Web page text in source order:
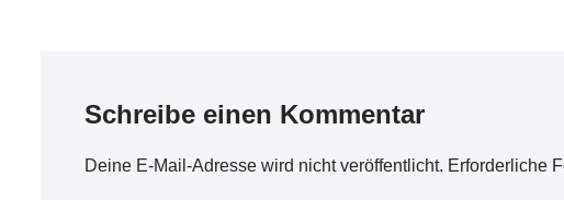
Schreibe einen Kommentar
Deine E-Mail-Adresse wird nicht veröffentlicht. Erforderliche